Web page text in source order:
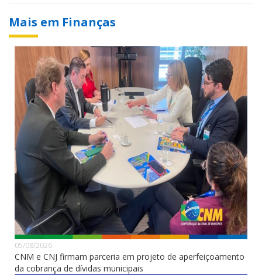
Mais em Finanças
05/08/2026
CNM e CNJ firmam parceria em projeto de aperfeiçoamento
da cobrança de dívidas municipais